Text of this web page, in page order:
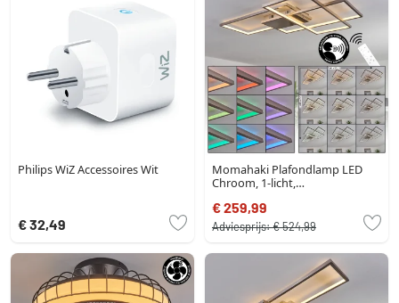
Philips WiZ Accessoires Wit
€ 32,49
Momahaki Plafondlamp LED
Chroom, 1-licht,
€ 259,99
Adviesprijs:€ 524,99